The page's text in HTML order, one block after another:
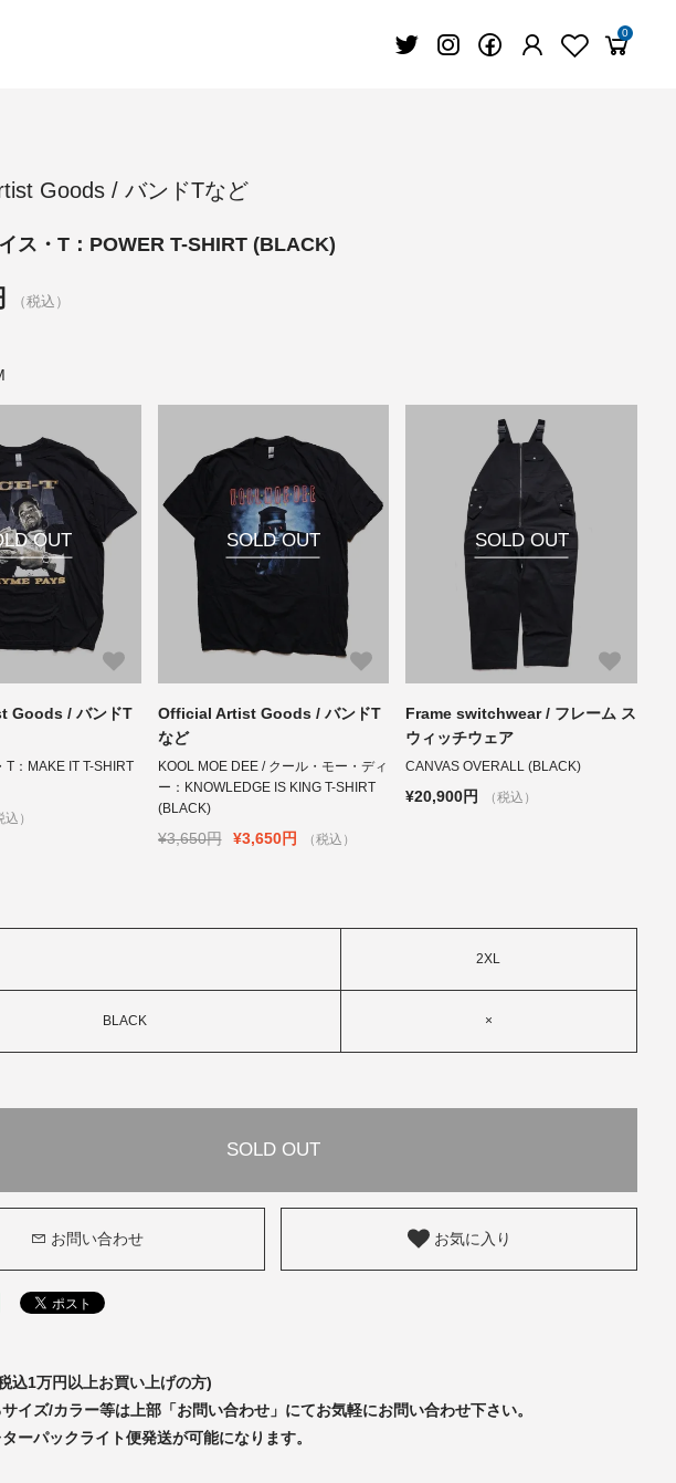
0
Goods / バンドTなど
ス・T：POWER T-SHIRT (BLACK)
（税込）
OUT
Goods / バンドT
T：MAKE IT T-SHIRT
込）
SOLD OUT
Official Artist Goods / バンドT
など
KOOL MOE DEE / クール・モー・ディ
ー：KNOWLEDGE IS KING T-SHIRT
(BLACK)
¥3,650円 ¥3,650円 （税込）
SOLD OUT
Frame switchwear / フレーム ス
ウィッチウェア
CANVAS OVERALL (BLACK)
¥20,900円 （税込）
2XL
BLACK ×
SOLD OUT
お問い合わせ お気に入り
込1万円以上お買い上げの方)
サイズ/カラー等は上部「お問い合わせ」にてお気軽にお問い合わせ下さい。
ターパックライト便発送が可能になります。